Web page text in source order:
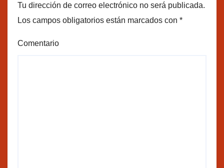
Tu dirección de correo electrónico no será publicada.
Los campos obligatorios están marcados con *
Comentario